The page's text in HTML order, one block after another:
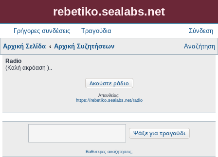
rebetiko.sealabs.net
Γρήγορες συνδέσεις Τραγούδια Σύνδεση
Αρχική Σελίδα Αρχική Συζητήσεων Αναζήτηση
Radio
(Καλή ακρόαση )..
Απευθείας:
https://rebetiko.sealabs.net/radio
Βαθύτερες αναζητήσεις;